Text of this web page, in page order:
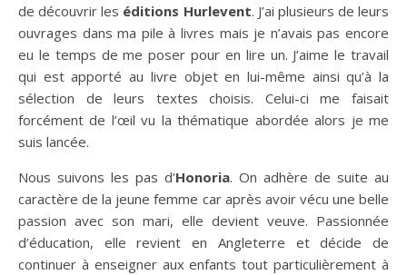
de découvrir les éditions Hurlevent. J’ai plusieurs de leurs
ouvrages dans ma pile à livres mais je n’avais pas encore
eu le temps de me poser pour en lire un. J’aime le travail
qui est apporté au livre objet en lui-même ainsi qu’à la
sélection de leurs textes choisis. Celui-ci me faisait
forcément de l’œil vu la thématique abordée alors je me
suis lancée.
Nous suivons les pas d’Honoria. On adhère de suite au
caractère de la jeune femme car après avoir vécu une belle
passion avec son mari, elle devient veuve. Passionnée
d’éducation, elle revient en Angleterre et décide de
continuer à enseigner aux enfants tout particulièrement à